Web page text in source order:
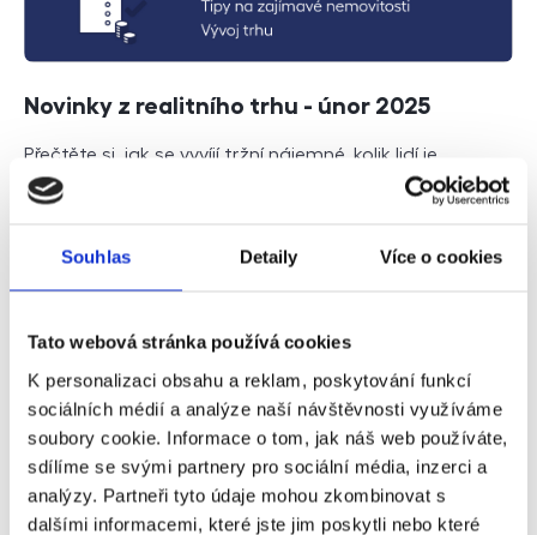
Souhlas Detaily Více o cookies
Tato webová stránka používá cookies
K personalizaci obsahu a reklam, poskytování funkcí
sociálních médií a analýze naší návštěvnosti využíváme
soubory cookie. Informace o tom, jak náš web používáte,
sdílíme se svými partnery pro sociální média, inzerci a
analýzy. Partneři tyto údaje mohou zkombinovat s
dalšími informacemi, které jste jim poskytli nebo které
Novinky z realitního trhu - únor 2025
Přečtěte si, jak se vyvíjí tržní nájemné, kolik lidí je
aktuálně v exekuci, jaké jsou nejnovější trendy a
predikce pro realitní trh. Nechybí ani tipy na zajímavé